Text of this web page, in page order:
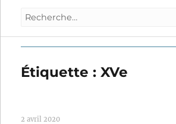
Recherche
:
Étiquette :XVe
2 avril 2020